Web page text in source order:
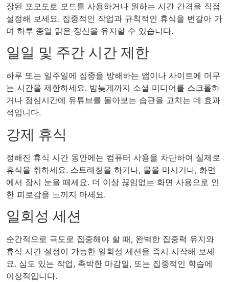
장된 포모도로 모드를 사용하거나 원하는 시간 간격을 직접
설정해 보세요. 집중적인 작업과 규칙적인 휴식을 번갈아 가
며 하루 종일 맑은 정신을 유지할 수 있습니다.
일일 및 주간 시간 제한
하루 또는 일주일에 집중을 방해하는 앱이나 사이트에 머무
는 시간을 제한하세요. 밤늦게까지 소셜 미디어를 스크롤하
거나 점심시간에 유튜브를 몰아보는 습관을 고치는 데 효과
적입니다.
강제 휴식
정해진 휴식 시간 동안에는 컴퓨터 사용을 차단하여 실제로
휴식을 취하세요. 스트레칭을 하거나, 물을 마시거나, 화면
에서 잠시 눈을 떼세요. 더 이상 끊임없는 화면 사용으로 인
한 피로감을 느끼지 마세요.
일회성 세션
순간적으로 극도로 집중해야 할 때, 완벽한 집중력 유지와
휴식 시간 설정이 가능한 일회성 세션을 즉시 시작해 보세
요. 심도 있는 작업, 촉박한 마감일, 또는 집중적인 학습에
이상적입니다.